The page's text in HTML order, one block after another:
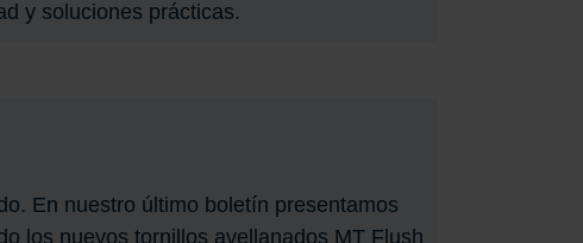
y soluciones prácticas.
En nuestro último boletín presentamos
los nuevos tornillos avellanados MT Flush